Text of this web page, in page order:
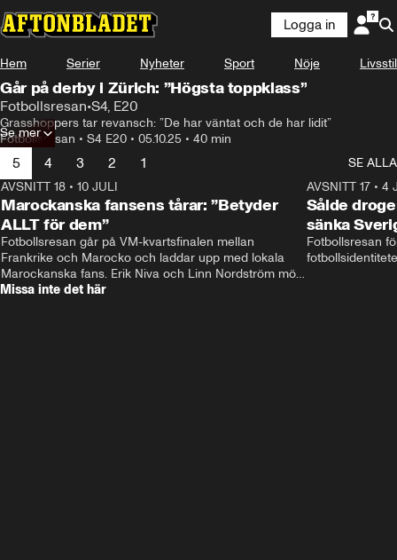
Logga in
Hem Serier Nyheter Sport Nöje Livsstil
Går på derby i Zürich: ”Högsta toppklass”
Fotbollsresan•S4, E20
Grasshoppers tar revansch: ”De har väntat och de har lidit”
Fotbollsresan • S4 E20 • 05.10.25 • 40 min
Se mer
5 4 3 2 1
SE ALLA
AVSNITT 18 • 10 JULI
Marockanska fansens tårar: ”Betyder
ALLT för dem”
Fotbollsresan går på VM-kvartsfinalen mellan
Frankrike och Marocko och laddar upp med lokala
Marockanska fans. Erik Niva och Linn Nordström möts
av stimmig frukost, tutande kycklingar och taxibil från
AVSNITT 17• 4
Sålde
sänka
Fotbollsresan
Missa inte det här